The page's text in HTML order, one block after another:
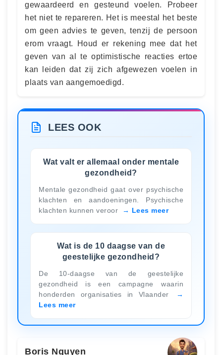
gewaardeerd en gesteund voelen. Probeer
het niet te repareren. Het is meestal het beste
om geen advies te geven, tenzij de persoon
erom vraagt. Houd er rekening mee dat het
geven van al te optimistische reacties ertoe
kan leiden dat zij zich afgewezen voelen in
plaats van aangemoedigd.
LEES OOK
Wat valt er allemaal onder mentale
gezondheid?
Mentale gezondheid gaat over psychische
klachten en aandoeningen. Psychische
klachten kunnen veroor
Lees meer
Wat is de 10 daagse van de
geestelijke gezondheid?
De 10-daagse van de geestelijke
gezondheid is een campagne waarin
honderden organisaties in Vlaander
Lees meer
Boris Nguyen